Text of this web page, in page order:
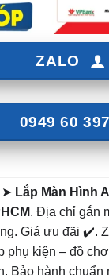
ZALO
0949 60
➤ Lắp Màn Hình
. Địa chỉ gắn
Giá ưu đãi ✔️.
phụ kiện – đồ
Bảo hành chuẩn